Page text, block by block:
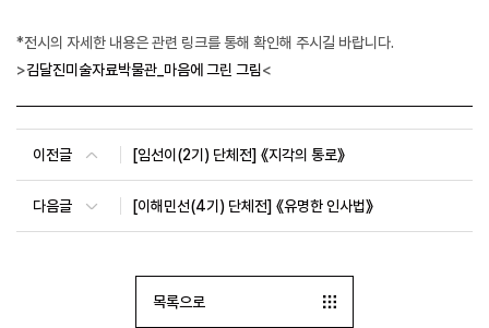
*전시의 자세한 내용은 관련 링크를 통해 확인해 주시길 바랍니다.
>김달진미술자료박물관_마음에 그린 그림<
이전글 [임선이(2기) 단체전] 《지각의 통로》
다음글 [이해민선(4기) 단체전] 《유명한 인사법》
목록으로